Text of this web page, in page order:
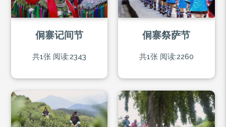
侗寨记间节
共1张 阅读:2343
侗寨祭萨节
共1张 阅读:2260